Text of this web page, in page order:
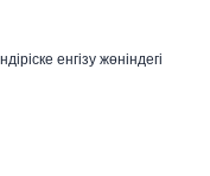
енгізу жөніндегі